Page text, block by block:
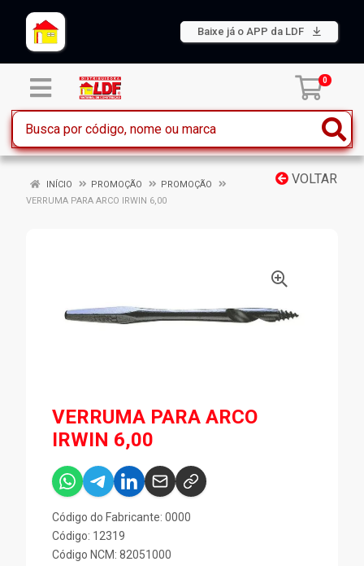
Baixe já o APP da LDF
0
VOLTAR
INÍCIO PROMOÇÃO
PROMOÇÃO
VERRUMA PARA ARCO IRWIN 6,00
VERRUMA PARA ARCO
IRWIN 6,00
Código do Fabricante: 0000
Código: 12319
Código NCM: 82051000